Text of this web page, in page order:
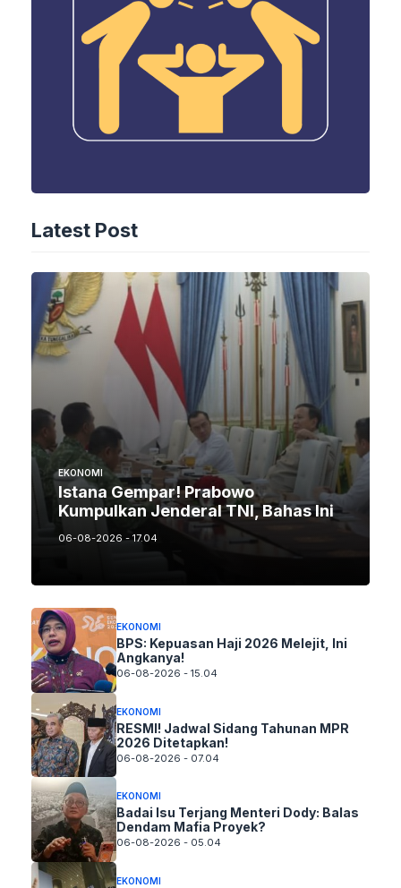
Latest Post
EKONOMI
Istana Gempar! Prabowo
Kumpulkan Jenderal TNI, Bahas Ini
06-08-2026 - 17.04
EKONOMI
BPS: Kepuasan Haji 2026 Melejit, Ini
Angkanya!
06-08-2026 - 15.04
EKONOMI
RESMI! Jadwal Sidang Tahunan MPR
2026 Ditetapkan!
06-08-2026 - 07.04
EKONOMI
Badai Isu Terjang Menteri Dody: Balas
Dendam Mafia Proyek?
06-08-2026 - 05.04
EKONOMI